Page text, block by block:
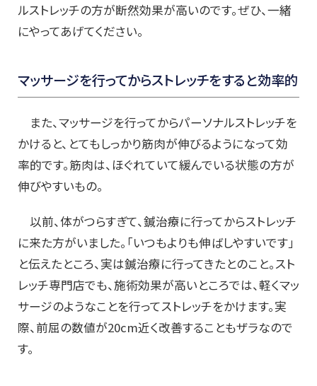
ルストレッチの方が断然効果が高いのです。ぜひ、一緒
にやってあげてください。
マッサージを行ってからストレッチをすると効率的
また、マッサージを行ってからパーソナルストレッチを
かけると、とてもしっかり筋肉が伸びるようになって効
率的です。筋肉は、ほぐれていて緩んでいる状態の方が
伸びやすいもの。
以前、体がつらすぎて、鍼治療に行ってからストレッチ
に来た方がいました。「いつもよりも伸ばしやすいです」
と伝えたところ、実は鍼治療に行ってきたとのこと。スト
レッチ専門店でも、施術効果が高いところでは、軽くマッ
サージのようなことを行ってストレッチをかけます。実
際、前屈の数値が20cm近く改善することもザラなので
す。